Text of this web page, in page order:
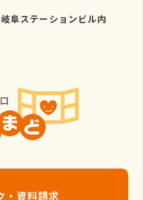
阜ステーションビル内
・資料請求